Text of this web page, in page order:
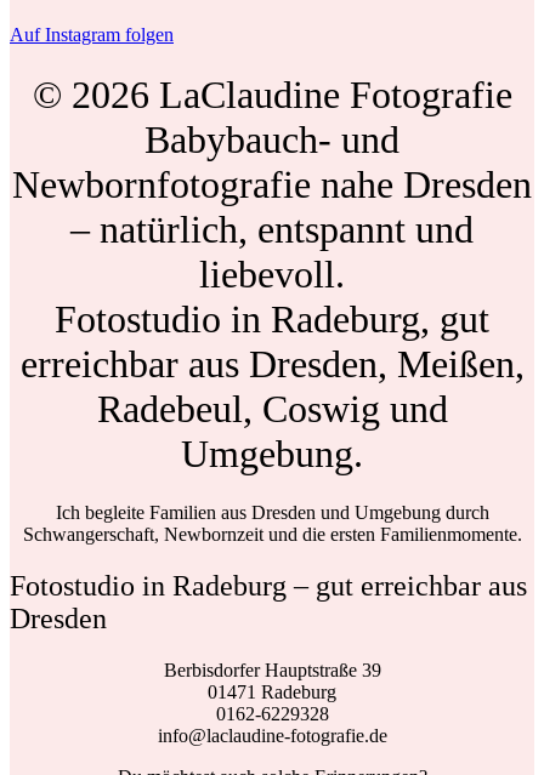
Auf Instagram folgen
© 2026 LaClaudine Fotografie
Babybauch- und
Newbornfotografie nahe Dresden
– natürlich, entspannt und
liebevoll.
Fotostudio in Radeburg, gut
erreichbar aus Dresden, Meißen,
Radebeul, Coswig und
Umgebung.
Ich begleite Familien aus Dresden und Umgebung durch
Schwangerschaft, Newbornzeit und die ersten Familienmomente.
Fotostudio in Radeburg – gut erreichbar aus
Dresden
Berbisdorfer Hauptstraße 39
01471 Radeburg
0162-6229328
info@laclaudine-fotografie.de